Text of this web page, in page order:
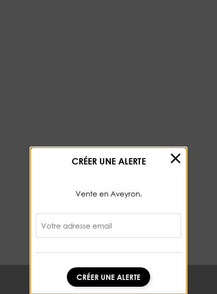
CRÉER UNE ALERTE
CRÉER UNE ALERTE
Vente en Aveyron.
Votre adresse email
CRÉER UNE ALERTE